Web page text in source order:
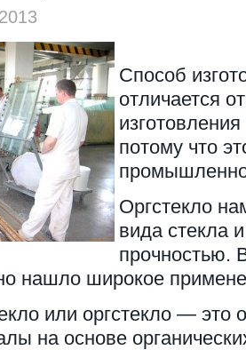
Способ
отличается
потому что
Оргстекло
вида стекла
прочностью.
нашло широкое
или оргстекло — это
на основе